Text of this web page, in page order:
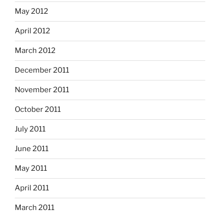
May 2012
April 2012
March 2012
December 2011
November 2011
October 2011
July 2011
June 2011
May 2011
April 2011
March 2011